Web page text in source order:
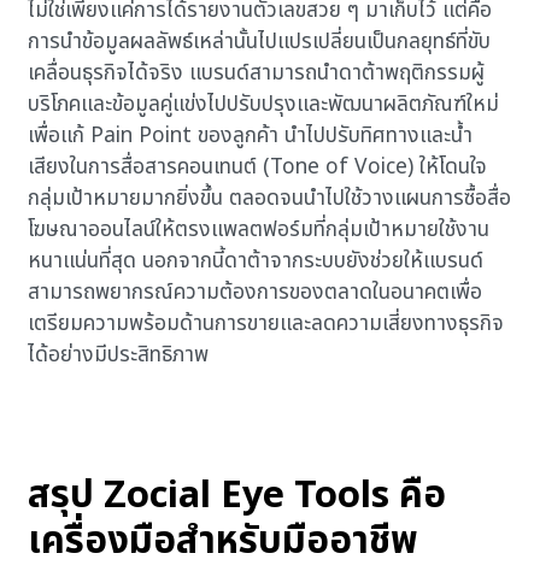
ไม่ใช่เพียงแค่การได้รายงานตัวเลขสวย ๆ มาเก็บไว้ แต่คือ
การนำข้อมูลผลลัพธ์เหล่านั้นไปแปรเปลี่ยนเป็นกลยุทธ์ที่ขับ
เคลื่อนธุรกิจได้จริง แบรนด์สามารถนำดาต้าพฤติกรรมผู้
บริโภคและข้อมูลคู่แข่งไปปรับปรุงและพัฒนาผลิตภัณฑ์ใหม่
เพื่อแก้ Pain Point ของลูกค้า นำไปปรับทิศทางและน้ำ
เสียงในการสื่อสารคอนเทนต์ (Tone of Voice) ให้โดนใจ
กลุ่มเป้าหมายมากยิ่งขึ้น ตลอดจนนำไปใช้วางแผนการซื้อสื่อ
โฆษณาออนไลน์ให้ตรงแพลตฟอร์มที่กลุ่มเป้าหมายใช้งาน
หนาแน่นที่สุด นอกจากนี้ดาต้าจากระบบยังช่วยให้แบรนด์
สามารถพยากรณ์ความต้องการของตลาดในอนาคตเพื่อ
เตรียมความพร้อมด้านการขายและลดความเสี่ยงทางธุรกิจ
ได้อย่างมีประสิทธิภาพ
สรุป Zocial Eye Tools คือ
เครื่องมือสำหรับมืออาชีพ